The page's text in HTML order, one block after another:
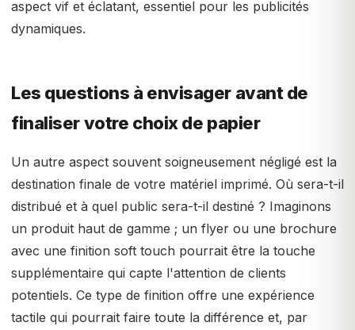
aspect vif et éclatant, essentiel pour les publicités
dynamiques.
Les questions à envisager avant de
finaliser votre choix de papier
Un autre aspect souvent soigneusement négligé est la
destination finale de votre matériel imprimé. Où sera-t-il
distribué et à quel public sera-t-il destiné ? Imaginons
un produit haut de gamme ; un flyer ou une brochure
avec une finition soft touch pourrait être la touche
supplémentaire qui capte l'attention de clients
potentiels. Ce type de finition offre une expérience
tactile qui pourrait faire toute la différence et, par